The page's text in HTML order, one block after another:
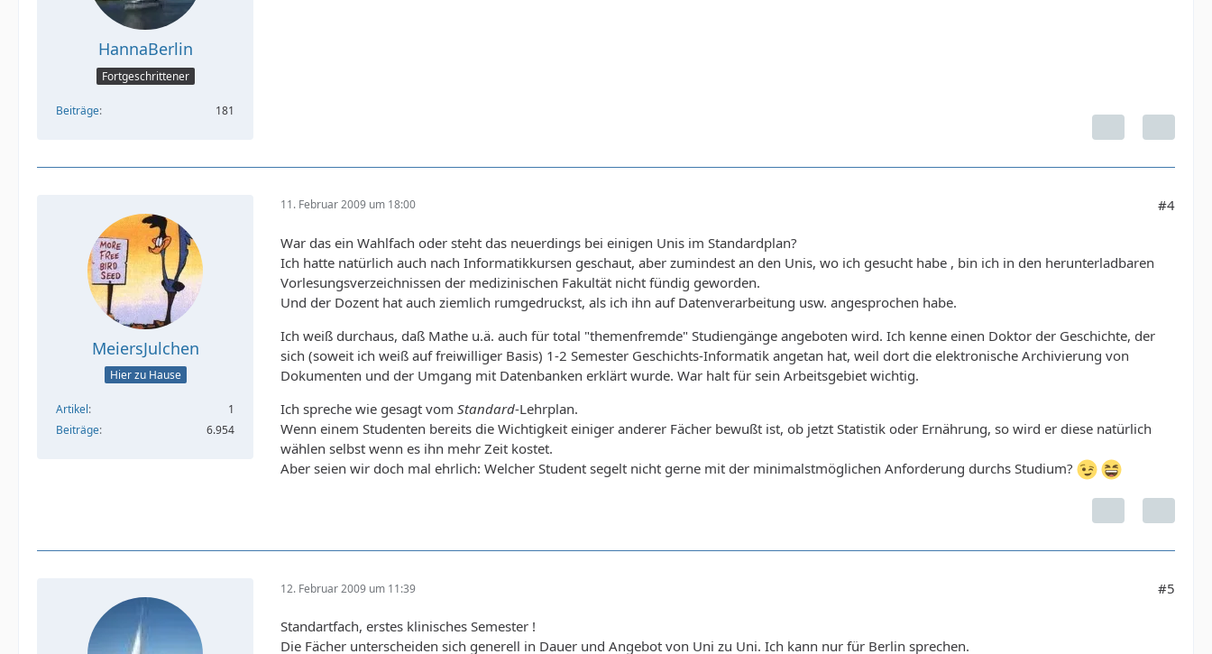
HannaBerlin
Fortgeschrittener
Beiträge 181
MeiersJulchen
Hier zu Hause
Artikel
1
Beiträge
6.954
11. Februar 2009 um 18:00 #4
War das ein Wahlfach oder steht das neuerdings bei einigen Unis im Standardplan?
Ich hatte natürlich auch nach Informatikkursen geschaut, aber zumindest an den Unis, wo ich gesucht habe , bin ich in den herunterladbaren
Vorlesungsverzeichnissen der medizinischen Fakultät nicht fündig geworden.
Und der Dozent hat auch ziemlich rumgedruckst, als ich ihn auf Datenverarbeitung usw. angesprochen habe.
Ich weiß durchaus, daß Mathe u.ä. auch für total "themenfremde" Studiengänge angeboten wird. Ich kenne einen Doktor der Geschichte, der
sich (soweit ich weiß auf freiwilliger Basis) 1-2 Semester Geschichts-Informatik angetan hat, weil dort die elektronische Archivierung von
Dokumenten und der Umgang mit Datenbanken erklärt wurde. War halt für sein Arbeitsgebiet wichtig.
Ich spreche wie gesagt vom Standard-Lehrplan.
Wenn einem Studenten bereits die Wichtigkeit einiger anderer Fächer bewußt ist, ob jetzt Statistik oder Ernährung, so wird er diese natürlich
wählen selbst wenn es ihn mehr Zeit kostet.
Aber seien wir doch mal ehrlich: Welcher Student segelt nicht gerne mit der minimalstmöglichen Anforderung durchs Studium?
12. Februar 2009 um 11:39 #5
Standartfach, erstes klinisches Semester !
Die Fächer unterscheiden sich generell in Dauer und Angebot von Uni zu Uni. Ich kann nur für Berlin sprechen.